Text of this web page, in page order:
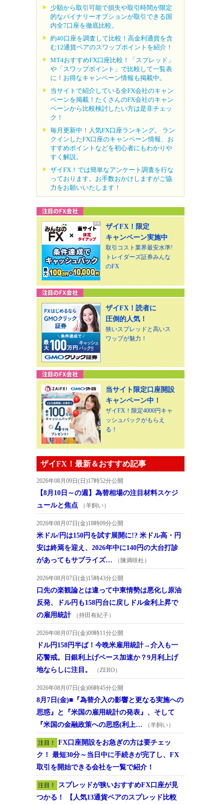
少額から取引可能で損失や取引時間が限定
的なバイナリーオプションが取引できる国
内全7口座を徹底比較。
約40口座を調査して比較！高金利通貨を含
む12通貨ペアのスワップポイントを紹介！
MT4おすすめFX口座比較！「スプレッド」
や「スワップポイント」で比較して一覧表
に！お得なキャンペーン情報も掲載中。
当サイトで紹介している全FX会社のキャン
ペーンを掲載！たくさんのFX会社のキャン
ペーンから比較検討したい方は是非チェッ
ク！
毎月更新中！人気FX口座ランキング。 ラン
クインしたFX口座のキャンペーン情報、お
すすめポイントなどを初心者にもわかりや
すく解説。
ザイFX！では簡単なアンケート調査を行な
っております。お手数おかけしますがご協
力をお願いいたします！
ザイFX！限定
キャンペーン実施中
取引コスト業界最安水準!
トレイダーズ証券みんな
のFX
ザイFX！読者に
圧倒的人気！
狭いスプレッドと高いス
ワップが魅力！
当サイト限定口座開設
キャンペーン中！
ザイFX！限定4000円キャ
ッシュバックがもらえ
る！
ザイFX！最新＆おすすめ記事
2026年08月09日(日)17時52分公開
【8月10日～の週】為替相場の注目材料スケジ
ュールと焦点
（羊飼い）
2026年08月07日(金)18時09分公開
米ドル/円は150円を試す展開に!? 米ドル高・円
安は終焉を迎え、2026年中に140円の大台打診
があってもサプライズ…
（陳満咲杜）
2026年08月07日(金)15時43分公開
口先の楽観論とは違って中東情勢は悪化し原油
反発、ドル円も158円台に戻しドル金利上昇で
の雇用統計
（持田有紀子）
2026年08月07日(金)09時11分公開
ドル円158円半ば！今晩米雇用統計→介入も一
応警戒。日銀利上げペース加速か？9月利上げ
地ならしに注目。
（ZERO）
2026年08月07日(金)06時45分公開
8月7日(金)■『為替介入の影響と更なる実施への
思惑』と『米国の雇用統計の発表』、そして
『米国の金融政策への思惑(利上…
（羊飼い）
注目！
FX口座開設をお急ぎの方は要チェッ
ク！ 最短30分～当日中に手続きが完了し、FX
取引を開始できる会社を一覧で紹介！
注目！
スプレッドが狭いおすすめFX口座が見
つかる！ 【人気13通貨ペアのスプレッド比較